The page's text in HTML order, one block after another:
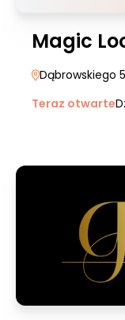
Magic
Dąbrowskiego 5
Teraz otwarte